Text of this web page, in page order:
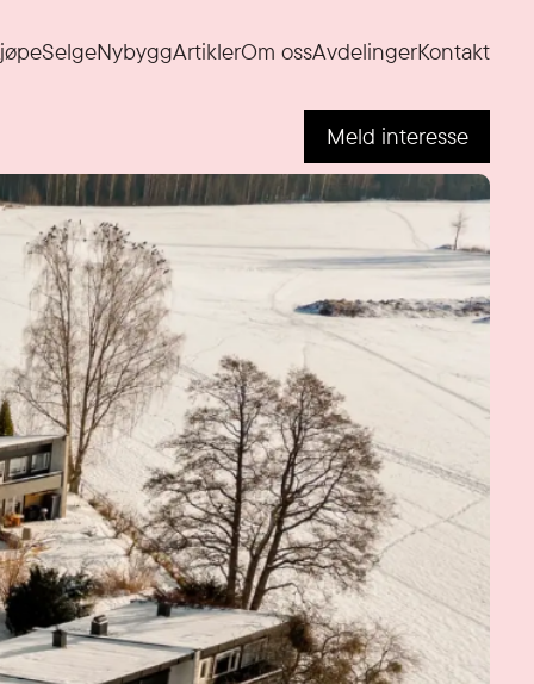
SelgeNybyggArtiklerOm ossAvdelingerKontakt
Meld interesse